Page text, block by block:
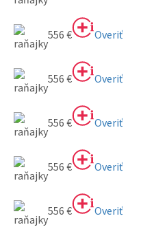
556 € Overiť
556 € Overiť
556 € Overiť
556 € Overiť
556 € Overiť